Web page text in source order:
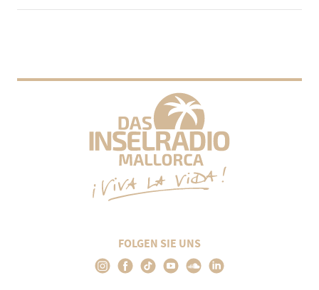
FOLGEN SIE UNS